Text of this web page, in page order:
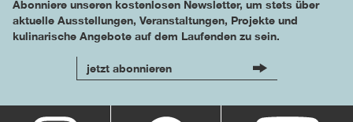
Abonniere unseren kostenlosen Newsletter, um stets über
aktuelle Ausstellungen, Veranstaltungen, Projekte und
kulinarische Angebote auf dem Laufenden zu sein.
jetzt abonnieren